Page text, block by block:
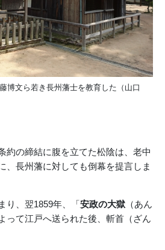
博文ら若き長州藩士を教育した（山口
約の締結に腹を立てた松陰は、老中
、長州藩に対しても倒幕を提言しま
り、翌1859年、「安政の大獄 （あん
って江戸へ送られた後、斬首（ざん